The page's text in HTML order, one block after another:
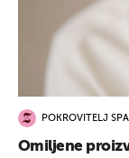
POKROVITELJ
Omiljene